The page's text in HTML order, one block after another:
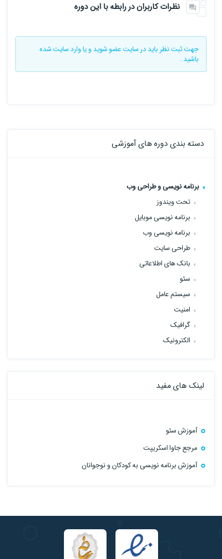
نظرات کاربران در رابطه با این دوره
جهت ثبت نظر باید در سایتعضو شوید و یاوارد سایتشده
باشید .
دسته بندی دوره های آموزشی
برنامه نویسی و طراحی وب
تحت ویندوز
برنامه نویسی موبایل
برنامه نویسی وب
طراحی سایت
بانک های اطلاعاتی
سئو
سیستم عامل
امنیت
گرافیک
الکترونیک
لینک های مفید
آموزش سئو
مرجع جاوا اسکریپت
آموزش برنامه نویسی به کودکان و نوجوانان